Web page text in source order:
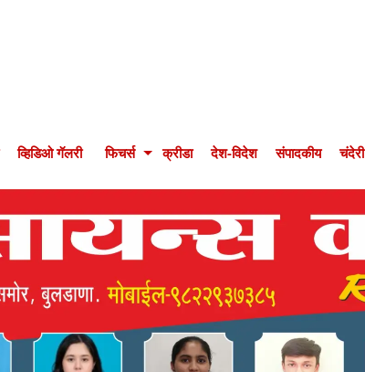
व्हिडिओ गॅलरी फिचर्स क्रीडा देश-विदेश संपादकीय चंदेरी